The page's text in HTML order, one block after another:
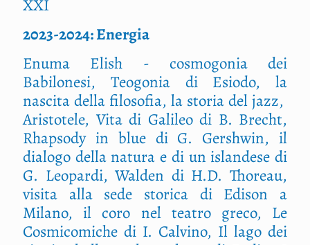
XXI
2023-2024: Energia
Enuma Elish - cosmogonia dei
Babilonesi, Teogonia di Esiodo, la
nascita della filosofia, la storia del jazz,
Aristotele, Vita di Galileo di B. Brecht,
Rhapsody in blue di G. Gershwin, il
dialogo della natura e di un islandese di
G. Leopardi, Walden di H.D. Thoreau,
visita alla sede storica di Edison a
Milano, il coro nel teatro greco, Le
Cosmicomiche di I. Calvino, Il lago dei